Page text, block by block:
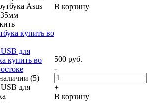
Asus
В корзину
купить во
для
купить во
(5)
для
500 руб.
-
+
В корзину